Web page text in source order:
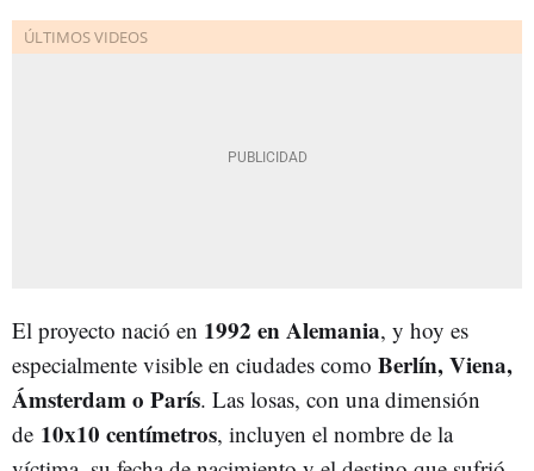
El proyecto nació en 1992 en Alemania, y hoy es
especialmente visible en ciudades como Berlín, Viena,
Ámsterdam o París. Las losas, con una dimensión
de 10x10 centímetros, incluyen el nombre de la